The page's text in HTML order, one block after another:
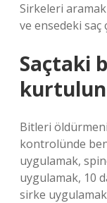
Sirkeleri
ve ensedeki saç
Saçtaki
Bitleri
kontrolünde
uygulamak,
uygulamak, 10
sirke